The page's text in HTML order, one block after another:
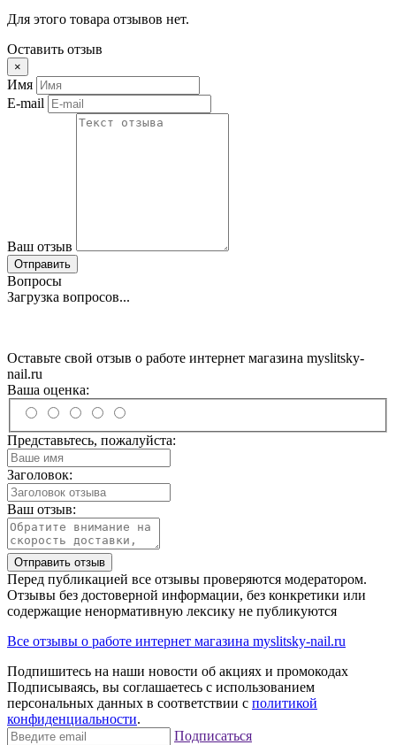
Для этого товара отзывов нет.
Оставить отзыв
×
Имя
E-mail
Ваш отзыв
Отправить
Вопросы
Загрузка вопросов...
Оставьте свой отзыв о работе интернет магазина myslitsky-
nail.ru
Ваша оценка:
Представьтесь, пожалуйста:
Заголовок:
Ваш отзыв:
Отправить отзыв
Перед публикацией все отзывы проверяются модератором.
Отзывы без достоверной информации, без конкретики или
содержащие ненормативную лексику не публикуются
Все отзывы о работе интернет магазина myslitsky-nail.ru
Подпишитесь на наши новости об акциях и промокодах
Подписываясь, вы соглашаетесь с использованием
персональных данных в соответствии с политикой
конфиденциальности.
Подписаться